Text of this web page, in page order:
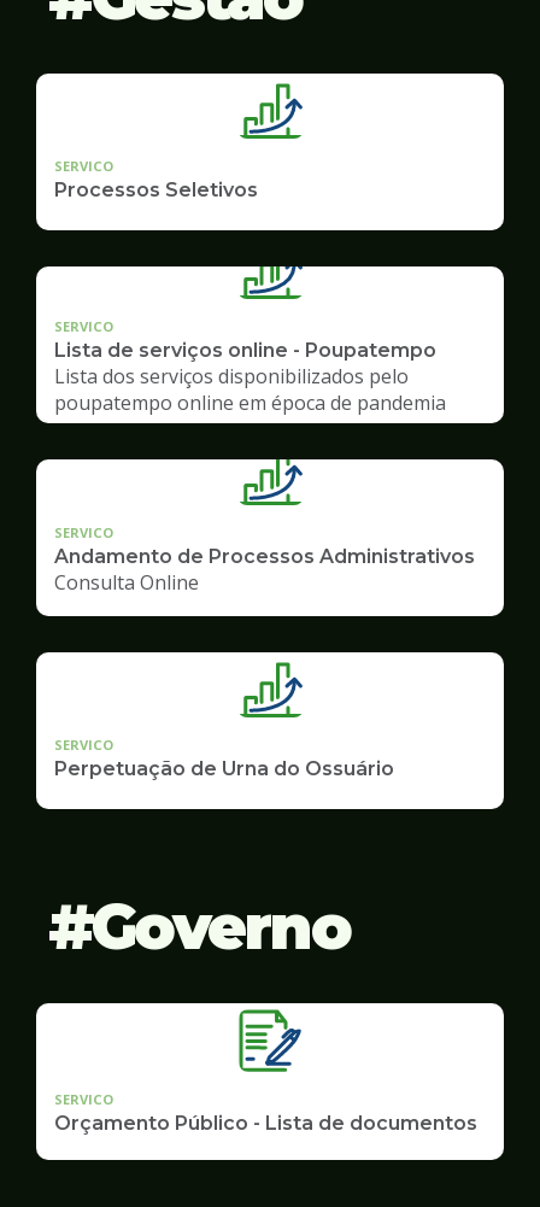
SERVICO
Processos Seletivos
SERVICO
Lista de serviços online - Poupatempo
Lista dos serviços disponibilizados pelo
poupatempo online em época de pandemia
SERVICO
Andamento de Processos Administrativos
Consulta Online
SERVICO
Perpetuação de Urna do Ossuário
Governo
SERVICO
Orçamento Público - Lista de documentos